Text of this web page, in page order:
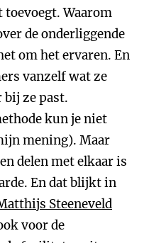
Waarom
de onderliggende
om het ervaren. En
vanzelf wat ze
ze past.
kun je niet
mening). Maar
delen met elkaar is
En dat blijkt in
Steeneveld
voor de